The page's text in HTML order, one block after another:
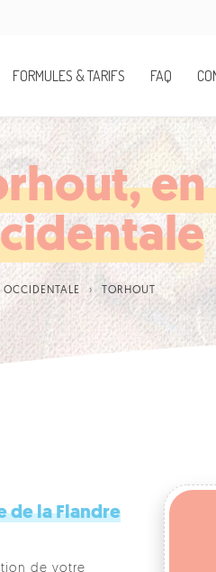
FORMULES & TARIFS FAQ
OCCIDENTALE TORHOUT
de la Flandre
de votre